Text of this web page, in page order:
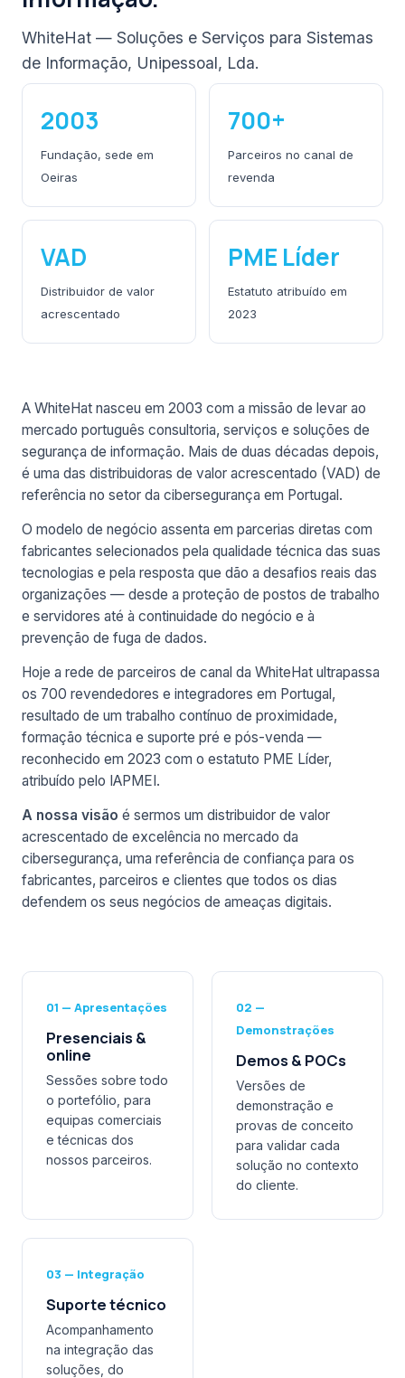
WhiteHat — Soluções e Serviços para Sistemas
de Informação, Unipessoal, Lda.
2003
Fundação, sede em
Oeiras
700+
Parceiros no canal de
revenda
VAD
Distribuidor de valor
acrescentado
PME Líder
Estatuto atribuído em
2023
A WhiteHat nasceu em 2003 com a missão de levar ao
mercado português consultoria, serviços e soluções de
segurança de informação. Mais de duas décadas depois,
é uma das distribuidoras de valor acrescentado (VAD) de
referência no setor da cibersegurança em Portugal.
O modelo de negócio assenta em parcerias diretas com
fabricantes selecionados pela qualidade técnica das suas
tecnologias e pela resposta que dão a desafios reais das
organizações — desde a proteção de postos de trabalho
e servidores até à continuidade do negócio e à
prevenção de fuga de dados.
Hoje a rede de parceiros de canal da WhiteHat ultrapassa
os 700 revendedores e integradores em Portugal,
resultado de um trabalho contínuo de proximidade,
formação técnica e suporte pré e pós-venda —
reconhecido em 2023 com o estatuto PME Líder,
atribuído pelo IAPMEI.
A nossa visão é sermos um distribuidor de valor
acrescentado de excelência no mercado da
cibersegurança, uma referência de confiança para os
fabricantes, parceiros e clientes que todos os dias
defendem os seus negócios de ameaças digitais.
01 — Apresentações
Presenciais &
online
Sessões sobre todo
o portefólio, para
equipas comerciais
e técnicas dos
nossos parceiros.
02 —
Demonstrações
Demos & POCs
Versões de
demonstração e
provas de conceito
para validar cada
solução no contexto
do cliente.
03 — Integração
Suporte técnico
Acompanhamento
na integração das
soluções, do